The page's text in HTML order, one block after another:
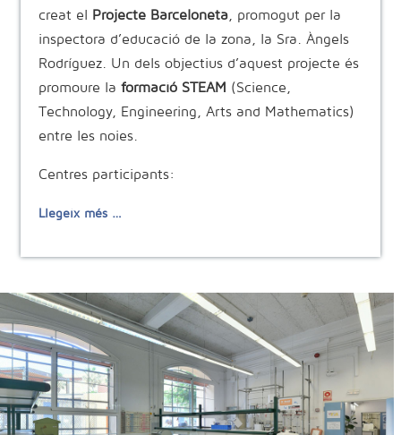
creat el Projecte Barceloneta, promogut per la
inspectora d’educació de la zona, la Sra. Àngels
Rodríguez. Un dels objectius d’aquest projecte és
promoure laformació STEAM (Science,
Technology, Engineering, Arts and Mathematics)
entre les noies.
Centres participants:
Llegeix més …